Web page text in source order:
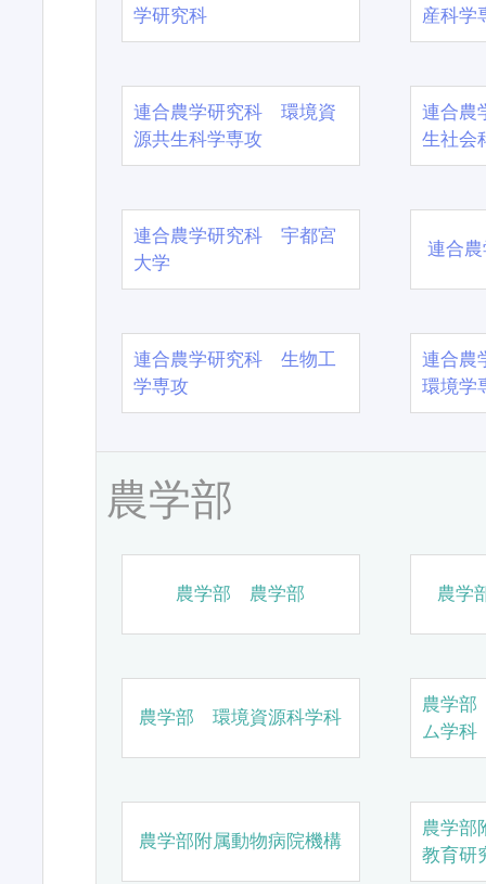
学研究科
産科学
連合農学研究科 環境資
源共生科学専攻
連合農
生社会
連合農学研究科 宇都宮
大学
連合
連合農学研究科 生物工
学専攻
連合農
環境学
農学部
農学部 農学部 農学
農学部 環境資源科学科
農学
ム学科
農学部附属動物病院機構
農学部
教育研